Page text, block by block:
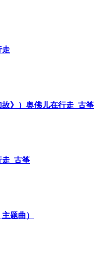
走
故》）奥佛儿在行走_古筝
走_古筝
题曲）